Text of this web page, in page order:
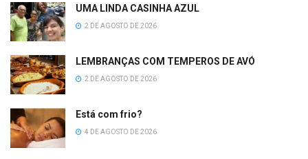
UMA LINDA CASINHA AZUL
2 DE AGOSTO DE 2026
LEMBRANÇAS COM TEMPEROS DE AVÓ
2 DE AGOSTO DE 2026
Está com frio?
4 DE AGOSTO DE 2026